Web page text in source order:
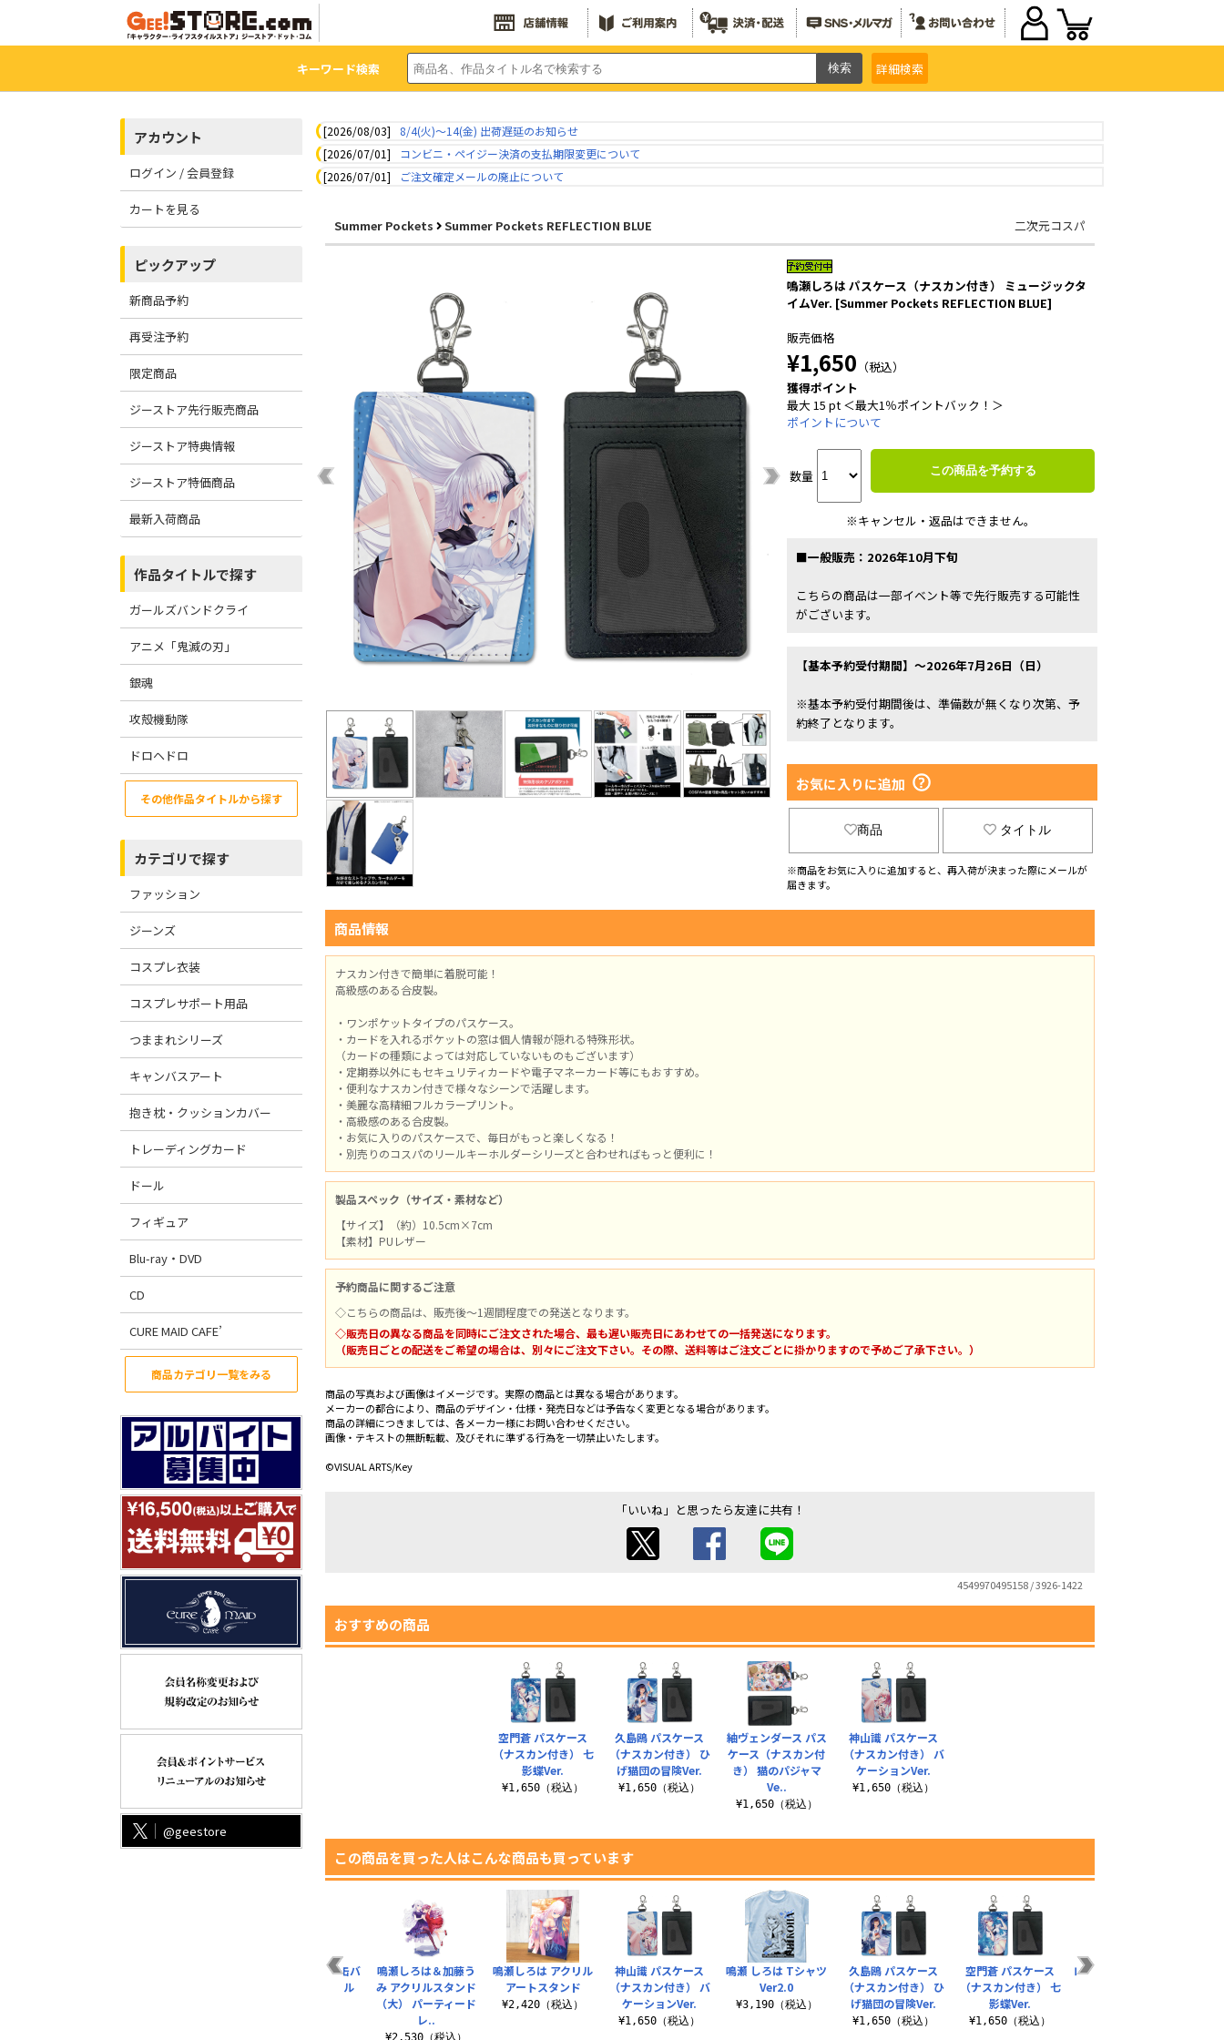
キーワード検索 詳細検索
アカウント
ログイン / 会員登録
カートを見る
ピックアップ
新商品予約
再受注予約
限定商品
ジーストア先行販売商品
ジーストア特典情報
ジーストア特価商品
最新入荷商品
作品タイトルで探す
ガールズバンドクライ
アニメ「鬼滅の刃」
銀魂
攻殻機動隊
ドロヘドロ
その他作品タイトルから探す
カテゴリで探す
ファッション
ジーンズ
コスプレ衣装
コスプレサポート用品
つままれシリーズ
キャンバスアート
抱き枕・クッションカバー
トレーディングカード
ドール
フィギュア
Blu-ray・DVD
CD
CURE MAID CAFE’
商品カテゴリ一覧をみる
@geestore
[2026/08/03]
8/4(火)～14(金) 出荷遅延のお知らせ
[2026/07/01]
コンビニ・ペイジー決済の支払期限変更について
[2026/07/01]
ご注文確定メールの廃止について
Summer Pockets Summer Pockets REFLECTION BLUE 二次元コスパ
鳴瀬しろは パスケース（ナスカン付き） ミュージックタ
イムVer. [Summer Pockets REFLECTION BLUE]
販売価格
¥1,650 （税込）
獲得ポイント
最大 15 pt ＜最大1％ポイントバック！＞
ポイントについて
数量 この商品を予約する
※キャンセル・返品はできません。
■一般販売：2026年10月下旬
こちらの商品は一部イベント等で先行販売する可能性
がございます。
【基本予約受付期間】～2026年7月26日（日）
※基本予約受付期間後は、準備数が無くなり次第、予
約終了となります。
お気に入りに追加
商品 タイトル
※商品をお気に入りに追加すると、再入荷が決まった際にメールが
届きます。
商品情報
ナスカン付きで簡単に着脱可能！
高級感のある合皮製。
・ワンポケットタイプのパスケース。
・カードを入れるポケットの窓は個人情報が隠れる特殊形状。
（カードの種類によっては対応していないものもございます）
・定期券以外にもセキュリティカードや電子マネーカード等にもおすすめ。
・便利なナスカン付きで様々なシーンで活躍します。
・美麗な高精細フルカラープリント。
・高級感のある合皮製。
・お気に入りのパスケースで、毎日がもっと楽しくなる！
・別売りのコスパのリールキーホルダーシリーズと合わせればもっと便利に！
製品スペック（サイズ・素材など）
【サイズ】（約）10.5cm×7cm
【素材】PUレザー
予約商品に関するご注意
◇こちらの商品は、販売後～1週間程度での発送となります。
◇販売日の異なる商品を同時にご注文された場合、最も遅い販売日にあわせての一括発送になります。
（販売日ごとの配送をご希望の場合は、別々にご注文下さい。その際、送料等はご注文ごとに掛かりますので予めご了承下さい。）
商品の写真および画像はイメージです。実際の商品とは異なる場合があります。
メーカーの都合により、商品のデザイン・仕様・発売日などは予告なく変更となる場合があります。
商品の詳細につきましては、各メーカー様にお問い合わせください。
画像・テキストの無断転載、及びそれに準ずる行為を一切禁止いたします。
©VISUAL ARTS/Key
「いいね」と思ったら友達に共有！
4549970495158 / 3926-1422
おすすめの商品
久島鴎 パスケース
（ナスカン付き） ひ
げ猫団の冒険Ver.
¥1,650（税込）
紬ヴェンダース パス
ケース（ナスカン付
き） 猫のパジャマ
Ve..
¥1,650（税込）
神山識 パスケース
（ナスカン付き） バ
ケーションVer.
¥1,650（税込）
空門蒼 パスケース
（ナスカン付き） 七
影蝶Ver.
¥1,650（税込）
この商品を買った人はこんな商品も買っています
神山識 パスケース
（ナスカン付き） バ
ケーションVer.
¥1,650（税込）
鳴瀬 しろは Tシャツ
Ver2.0
¥3,190（税込）
久島鴎 パスケース
（ナスカン付き） ひ
げ猫団の冒険Ver.
¥1,650（税込）
空門蒼 パスケース
（ナスカン付き） 七
影蝶Ver.
¥1,650（税込）
ロキシー・M・グレイ
ロキシー 65mm缶バ
ッジ ベビードール
鳴瀬しろは＆加藤う
み アクリルスタンド
（大） パーティード
レ..
¥2,530（税込）
鳴瀬しろは アクリル
アートスタンド
¥2,420（税込）